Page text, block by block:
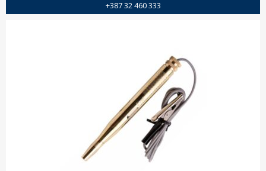
+387 32 460 333